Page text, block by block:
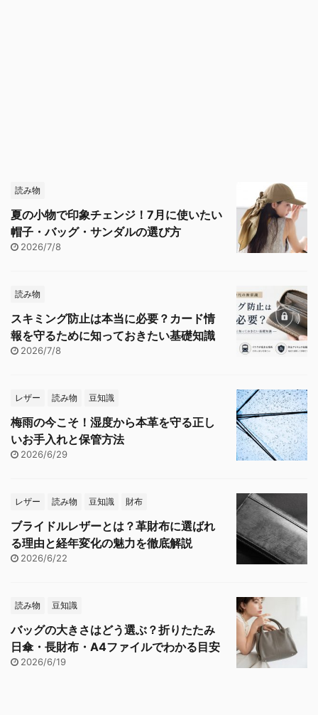
読み物
夏の小物で印象チェンジ！7月に使いたい
帽子・バッグ・サンダルの選び方
2026/7/8
読み物
スキミング防止は本当に必要？カード情
報を守るために知っておきたい基礎知識
2026/7/8
レザー 読み物 豆知識
梅雨の今こそ！湿度から本革を守る正し
いお手入れと保管方法
2026/6/29
レザー 読み物 豆知識 財布
ブライドルレザーとは？革財布に選ばれ
る理由と経年変化の魅力を徹底解説
2026/6/22
読み物 豆知識
バッグの大きさはどう選ぶ？折りたたみ
日傘・長財布・A4ファイルでわかる目安
2026/6/19